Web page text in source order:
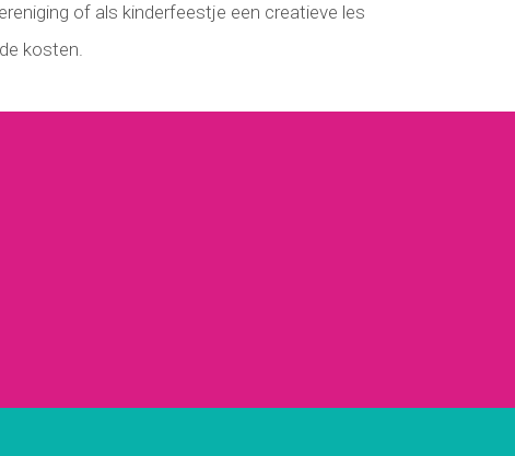
of als kinderfeestje een creatieve les
kosten.